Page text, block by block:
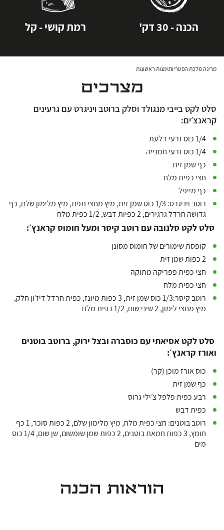
הכנה - 30 דק' רמת קושי - קל
מרינה מלכת הפטריות מנות ראשונות
מצרכים
סלט לקט בייבי מנגולד וסלק ברוטב ויניגרט עם גרעינים
קראנצ׳ים:
1/4 כוס זרעי דלעת
1/4 כוס זרעי חמנייה
כף שמן זית
חצי כפית מלח
כף מייפל
רוטב ויניגרט: 1/3 כוס שמן זית, מיץ מחצי תפוז, מיץ מלימון שלם, כף
גדושה חרדל גרגירים, 2 כפיות דבש, 1/2 כפית מלח
סלט לקט סלנובה עם רוטב קיסר ומעל חומוס קראנץ׳:
קופסת שימורים של חומוס מסונן
2 כפות שמן זית
חצי כפית פפריקה מתוקה
חצי כפית מלח
רוטב קיסר:1/3 כוס שמן זית, 3 כפות מיונז, כפית חרדל דיז׳ון חלק,
מיץ מחצי לימון, 2 שיני שום, 1/2 כפית מלח
סלט לקט אסיאתי עם כוסברה ובצל ירוק, ברוטב בוטנים
ואורז קראנץ׳:
כוס אורז מוכן (קר)
כף שמן זית
רבע כפית פלפל צ׳ילי גרוס
כפית דבש
רוטב בוטנים: חצי כפית מלח, מיץ מלימון שלם, 2 כפות סוכר, 1 כף
חומץ, 3 כפות חמאת בוטנים, 2 כפות שמן שומשום, שן שום, 1/4 כוס
מים
הוראות הכנה